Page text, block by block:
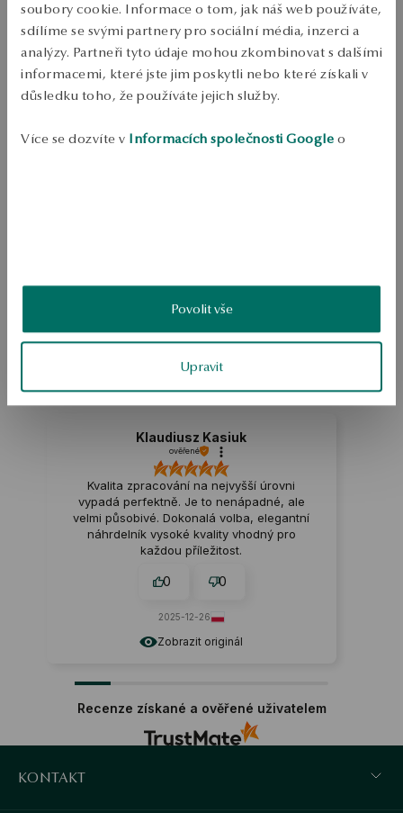
soubory cookie. Informace o tom, jak náš web používáte,
sdílíme se svými partnery pro sociální média, inzerci a
analýzy. Partneři tyto údaje mohou zkombinovat s dalšími
informacemi, které jste jim poskytli nebo které získali v
důsledku toho, že používáte jejich služby.
Více se dozvíte v Informacích společnosti Google o
Povolit vše
Upravit
Odeslání:
Doprava zdarma od 1700 Kč
Bezplatné vrácení až do 100 dnů v YES Clubu
PODROBNOSTI
Marcasites, kameny velké síly, které potěší klasickou krásou. Dávají
5.0
Založeno na
7hodnocení
Zobrazit originál
Klaudiusz Kasiuk
ověřené
Kvalita zpracování na nejvyšší úrovni
vypadá perfektně. Je to nenápadné, ale
velmi působivé. Dokonalá volba, elegantní
náhrdelník vysoké kvality vhodný pro
každou příležitost.
0 0
2025-12-26
Recenze získané a ověřené uživatelem
KONTAKT